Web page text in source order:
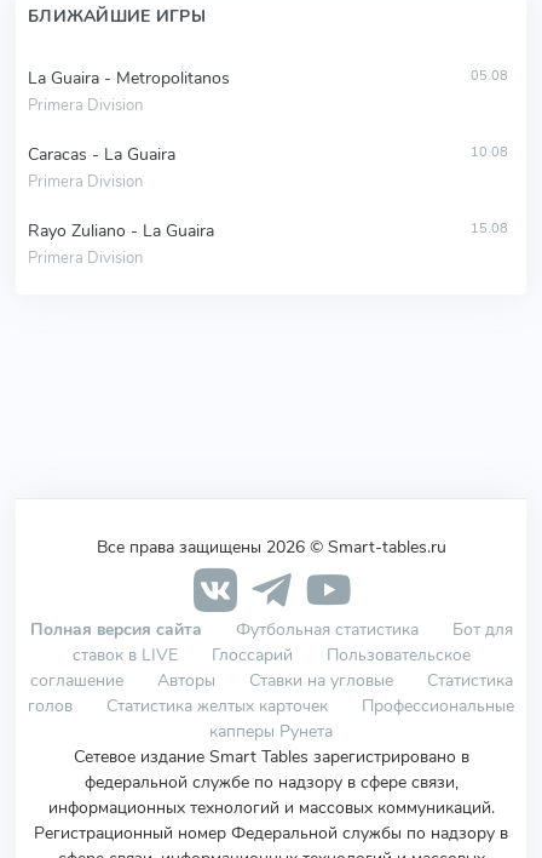
БЛИЖАЙШИЕ ИГРЫ
La Guaira - Metropolitanos
Primera Division
05.08
Caracas - La Guaira
Primera Division
10.08
Rayo Zuliano - La Guaira
Primera Division
15.08
Все права защищены 2026 © Smart-tables.ru
Полная версия сайта Футбольная статистика
Бот для
ставок в LIVE
Глоссарий
Пользовательское
соглашение
Авторы Ставки на угловые
Статистика
голов
Статистика желтых карточек
Профессиональные
капперы Рунета
Сетевое издание Smart Tables зарегистрировано в
федеральной службе по надзору в сфере связи,
информационных технологий и массовых коммуникаций.
Регистрационный номер Федеральной службы по надзору в